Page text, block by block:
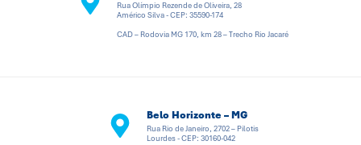
Rua Olímpio Rezende de Oliveira, 28
Américo Silva - CEP: 35590-174
CAD – Rodovia MG 170, km 28 – Trecho Rio Jacaré
Belo Horizonte – MG
Rua Rio de Janeiro, 2702 – Pilotis
Lourdes - CEP: 30160-042